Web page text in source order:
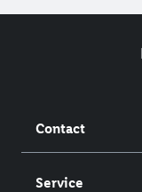
Contact
Service